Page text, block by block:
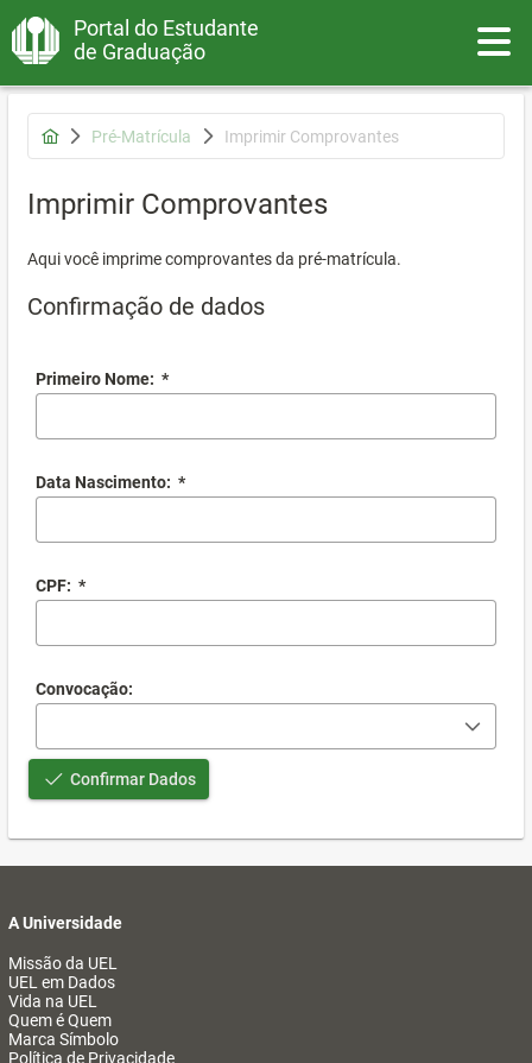
Portal do Estudante
de Graduação
Pré-Matrícula Imprimir Comprovantes
Imprimir Comprovantes
Aqui você imprime comprovantes da pré-matrícula.
Confirmação de dados
Primeiro Nome: *
Data Nascimento: *
CPF: *
Convocação:
Confirmar Dados
A Universidade
Missão da UEL
UEL em Dados
Vida na UEL
Quem é Quem
Marca Símbolo
Política de Privacidade